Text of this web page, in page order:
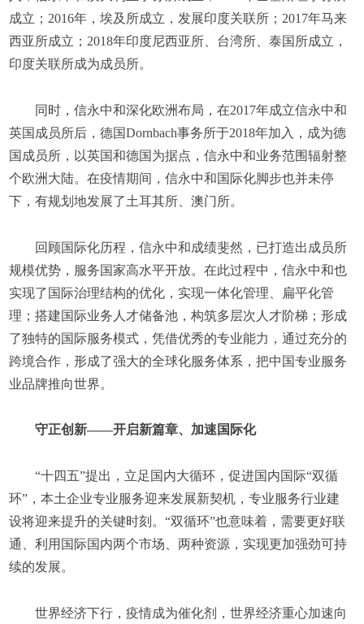
成立；2016年，埃及所成立，发展印度关联所；2017年马来
西亚所成立；2018年印度尼西亚所、台湾所、泰国所成立，
印度关联所成为成员所。
同时，信永中和深化欧洲布局，在2017年成立信永中和
英国成员所后，德国Dornbach事务所于2018年加入，成为德
国成员所，以英国和德国为据点，信永中和业务范围辐射整
个欧洲大陆。在疫情期间，信永中和国际化脚步也并未停
下，有规划地发展了土耳其所、澳门所。
回顾国际化历程，信永中和成绩斐然，已打造出成员所
规模优势，服务国家高水平开放。在此过程中，信永中和也
实现了国际治理结构的优化，实现一体化管理、扁平化管
理；搭建国际业务人才储备池，构筑多层次人才阶梯；形成
了独特的国际服务模式，凭借优秀的专业能力，通过充分的
跨境合作，形成了强大的全球化服务体系，把中国专业服务
业品牌推向世界。
守正创新——开启新篇章、加速国际化
“十四五”提出，立足国内大循环，促进国内国际“双循
环”，本土企业专业服务迎来发展新契机，专业服务行业建
设将迎来提升的关键时刻。“双循环”也意味着，需要更好联
通、利用国际国内两个市场、两种资源，实现更加强劲可持
续的发展。
世界经济下行，疫情成为催化剂，世界经济重心加速向